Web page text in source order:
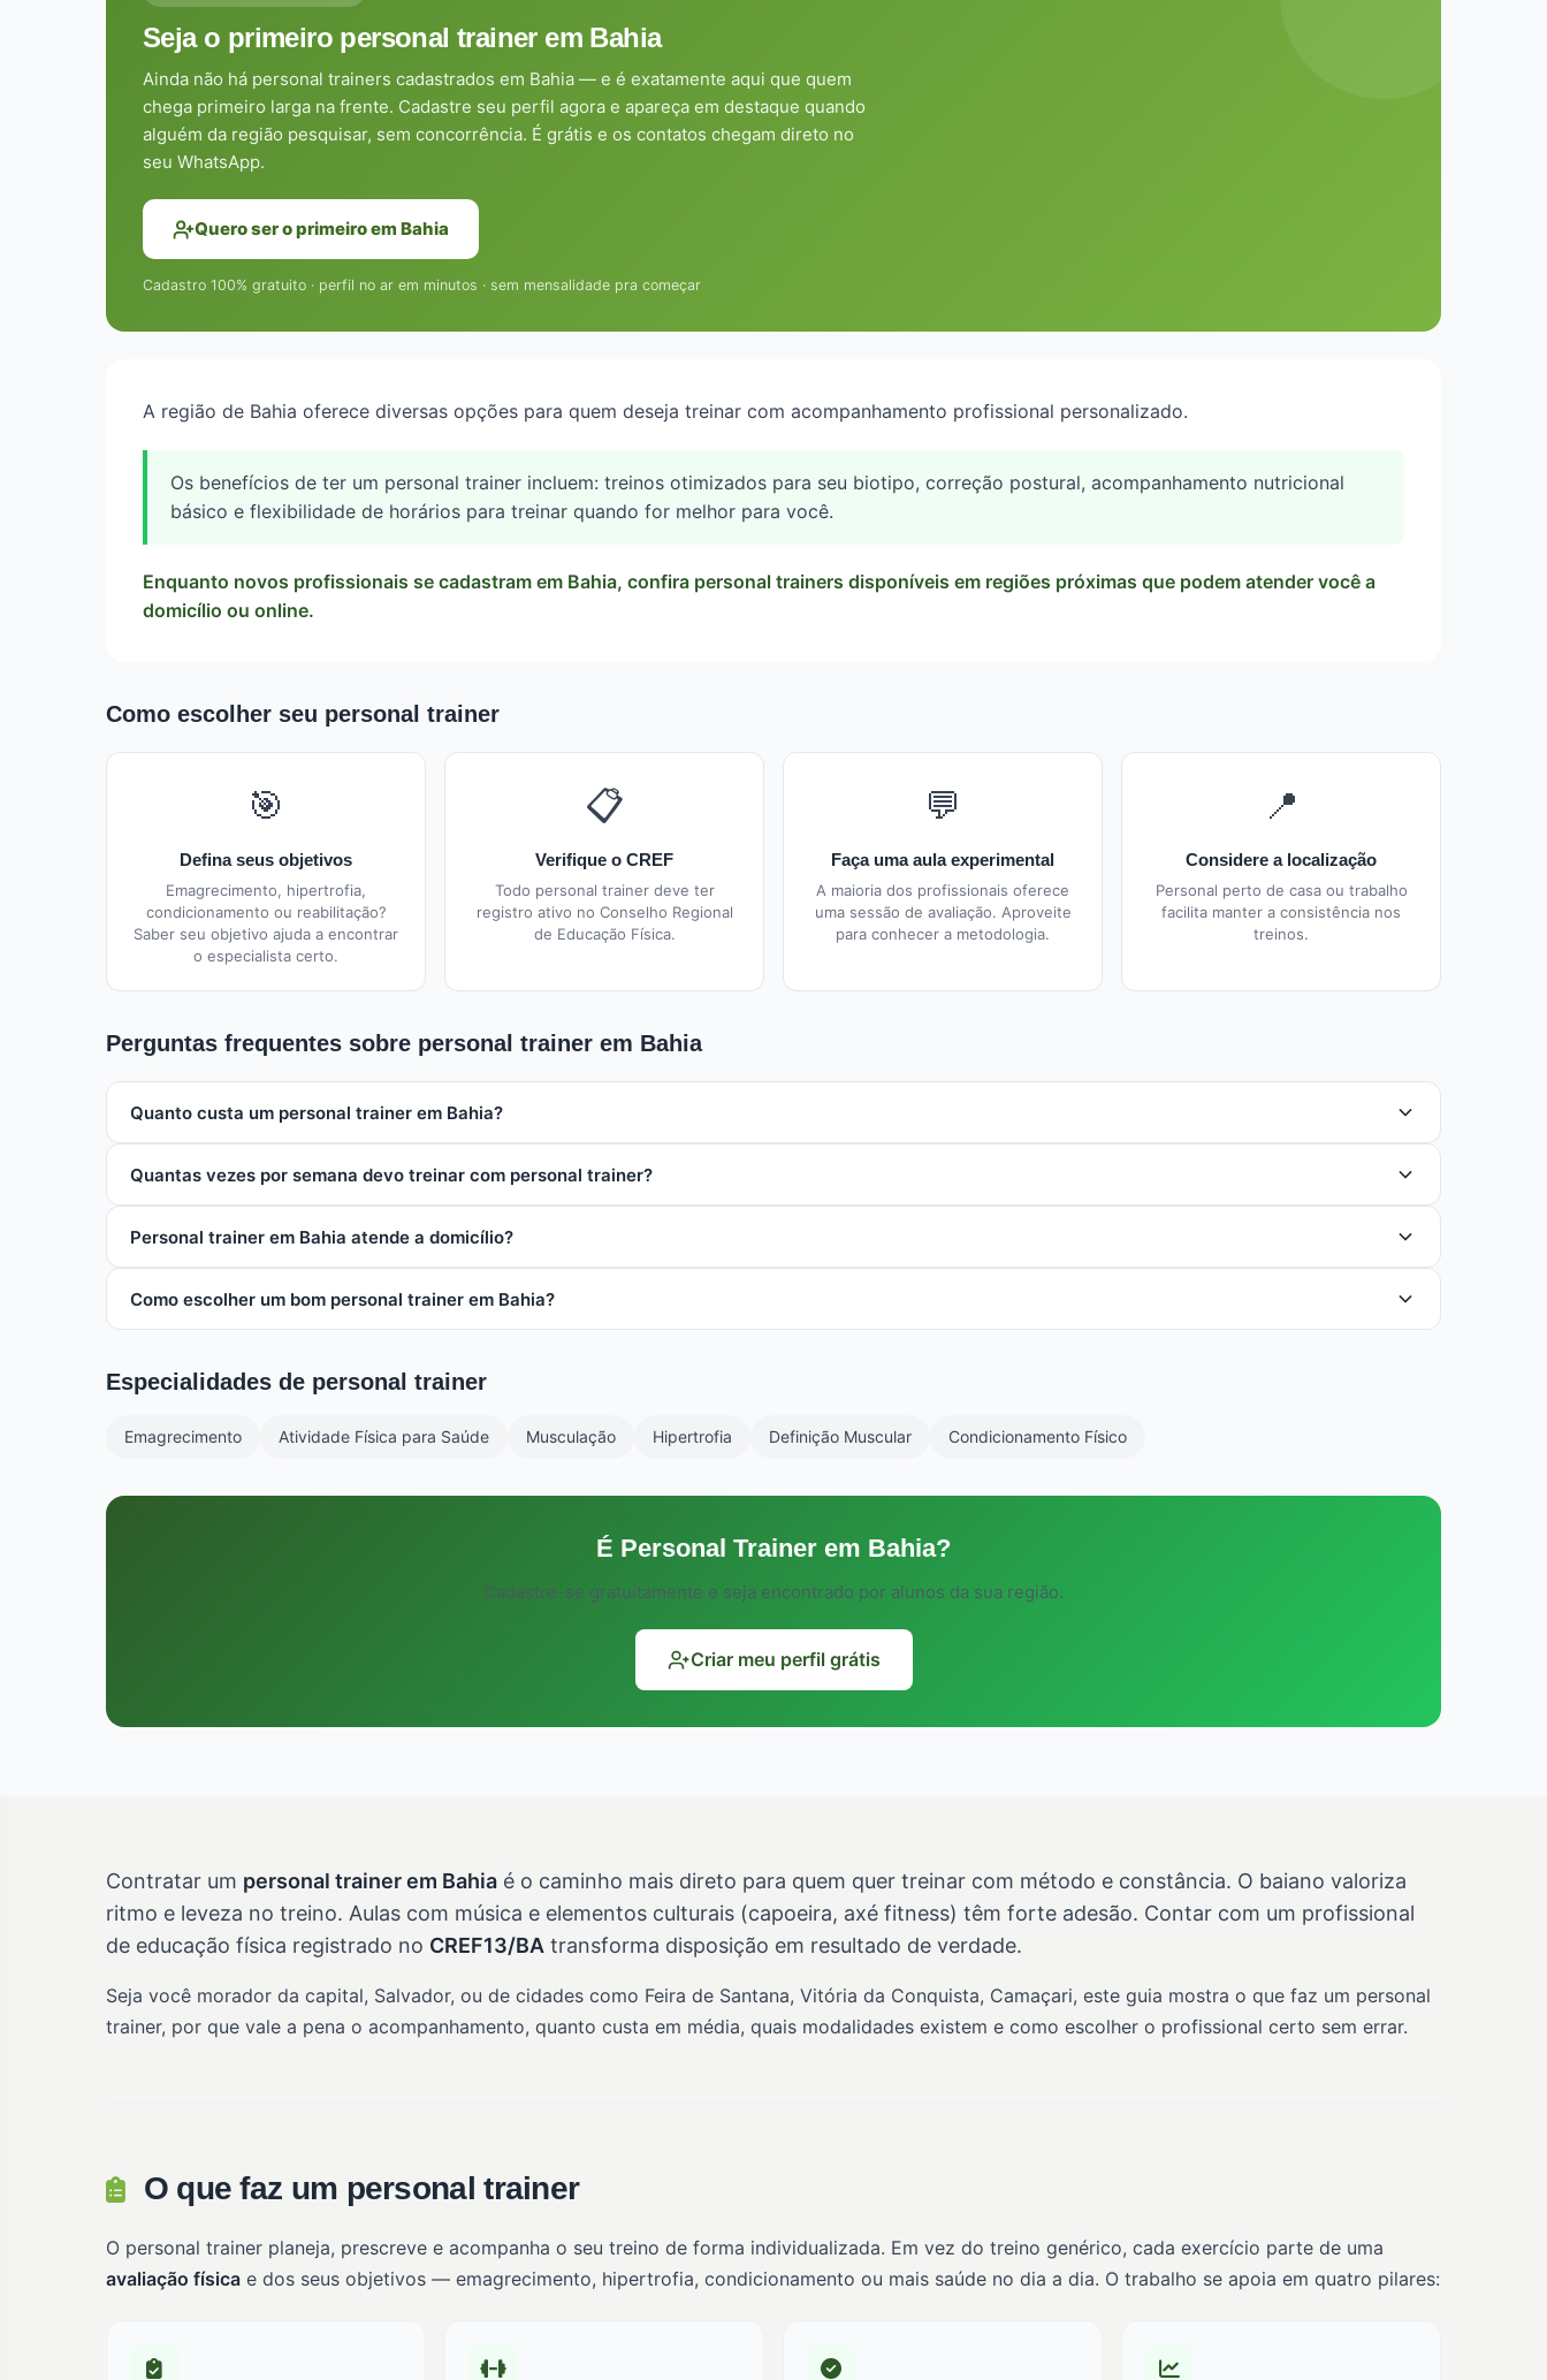
Seja o primeiro personal trainer em Bahia
Ainda não há personal trainers cadastrados em Bahia — e é exatamente aqui que quem
chega primeiro larga na frente. Cadastre seu perfil agora e apareça em destaque quando
alguém da região pesquisar, sem concorrência. É grátis e os contatos chegam direto no
seu WhatsApp.
Quero ser o primeiro em Bahia
Cadastro 100% gratuito · perfil no ar em minutos · sem mensalidade pra começar
A região de Bahia oferece diversas opções para quem deseja treinar com acompanhamento profissional personalizado.
Os benefícios de ter um personal trainer incluem: treinos otimizados para seu biotipo, correção postural, acompanhamento nutricional
básico e flexibilidade de horários para treinar quando for melhor para você.
Enquanto novos profissionais se cadastram em Bahia, confira personal trainers disponíveis em regiões próximas que podem atender você a
domicílio ou online.
Como escolher seu personal trainer
🎯
Defina seus objetivos
Emagrecimento, hipertrofia,
condicionamento ou reabilitação?
Saber seu objetivo ajuda a encontrar
o especialista certo.
📋
Verifique o CREF
Todo personal trainer deve ter
registro ativo no Conselho Regional
de Educação Física.
💬
Faça uma aula experimental
A maioria dos profissionais oferece
uma sessão de avaliação. Aproveite
para conhecer a metodologia.
📍
Considere a localização
Personal perto de casa ou trabalho
facilita manter a consistência nos
treinos.
Perguntas frequentes sobre personal trainer em Bahia
Quanto custa um personal trainer em Bahia?
frequência de treinos contratada. Pacotes mensais costumam oferecer melhor custo-benefício.
Quantas vezes por semana devo treinar com personal trainer?
sessões semanais, sempre com orientação do seu personal trainer.
Personal trainer em Bahia atende a domicílio?
opção cada vez mais popular.
Como escolher um bom personal trainer em Bahia?
Especialidades de personal trainer
Emagrecimento Atividade Física para Saúde Musculação Hipertrofia Definição Muscular Condicionamento Físico
É Personal Trainer em Bahia?
Cadastre-se gratuitamente e seja encontrado por alunos da sua região.
Criar meu perfil grátis
Contratar um personal trainer em Bahia é o caminho mais direto para quem quer treinar com método e constância. O baiano valoriza
ritmo e leveza no treino. Aulas com música e elementos culturais (capoeira, axé fitness) têm forte adesão. Contar com um profissional
de educação física registrado no CREF13/BA transforma disposição em resultado de verdade.
Seja você morador da capital, Salvador, ou de cidades como Feira de Santana, Vitória da Conquista, Camaçari, este guia mostra o que faz um personal
trainer, por que vale a pena o acompanhamento, quanto custa em média, quais modalidades existem e como escolher o profissional certo sem errar.
O que faz um personal trainer
O personal trainer planeja, prescreve e acompanha o seu treino de forma individualizada. Em vez do treino genérico, cada exercício parte de uma
avaliação física e dos seus objetivos — emagrecimento, hipertrofia, condicionamento ou mais saúde no dia a dia. O trabalho se apoia em quatro pilares: